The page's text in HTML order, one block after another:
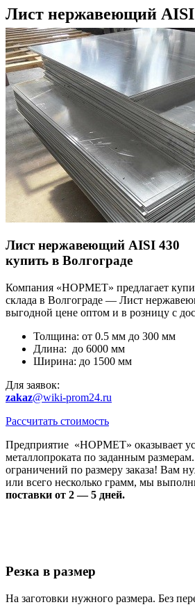
Лист нержавеющий AISI
Лист нержавеющий AISI 430
купить в Волгограде
Компания «НОРМЕТ» предлагает
склада в Волгограде — Лист
выгодной цене оптом и в розницу с
Толщина: от 0.5 мм до 300 мм
Длина: до 6000 мм
Ширина: до 1500 мм
Для заявок:
zakaz@wiki-prom24.ru
Рассчитать стоимость
Предприятие «НОРМЕТ» оказывает
металлопроката по заданным
ограничений по размеру заказа! Вам
или всего несколько грамм, мы
поставки от 2 — 5 дней.
Резка в размер
На заготовки нужного размера. Без